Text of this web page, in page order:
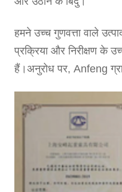
हमने उच्च गुणवत्ता वाले
प्रक्रिया और निरीक्षण के
हैं।अनुरोध पर, Anfeng